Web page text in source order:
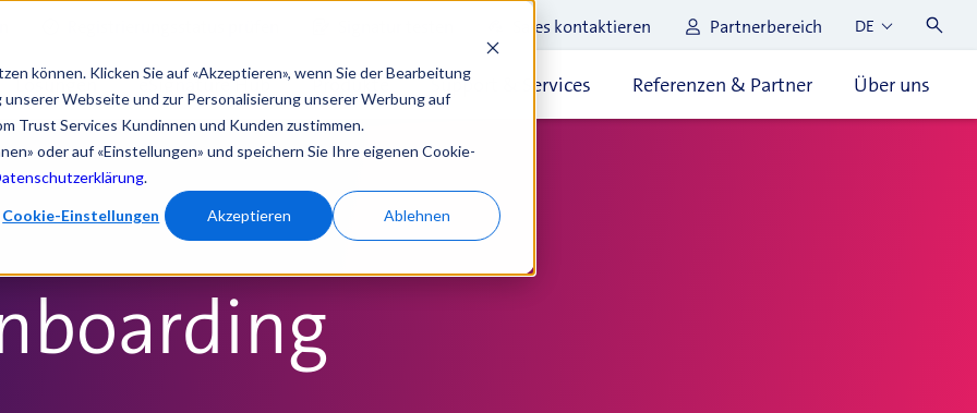
können. Klicken Sie auf «Akzeptieren», wenn Sie der Bearbeitung
Webseite und zur Personalisierung unserer Werbung auf
Trust Services Kundinnen und Kunden zustimmen.
oder auf «Einstellungen» und speichern Sie Ihre eigenen Cookie-
.
Cookie-Einstellungen Akzeptieren Ablehnen
Sales kontaktieren Partnerbereich DE
Lösungen eSignature Hub Produkte Support & Services Referenzen & Partner Über uns